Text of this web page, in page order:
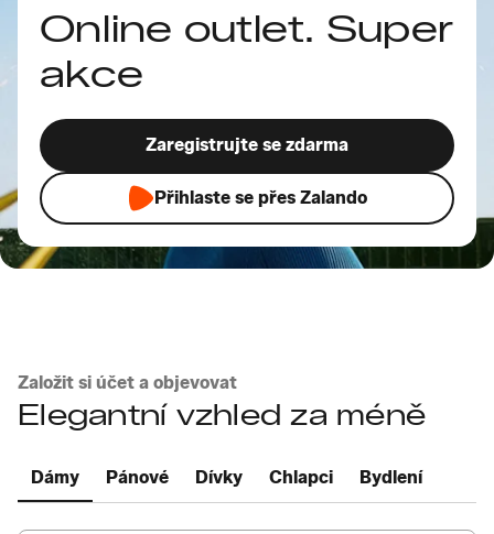
Online outlet. Super
akce
Zaregistrujte se zdarma
Přihlaste se přes Zalando
Založit si účet a objevovat
Elegantní vzhled za méně
Dámy Pánové Dívky Chlapci Bydlení